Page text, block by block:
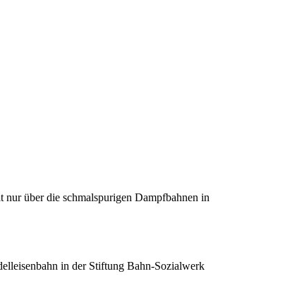
über die schmalspurigen Dampfbahnen in
in der Stiftung Bahn-Sozialwerk